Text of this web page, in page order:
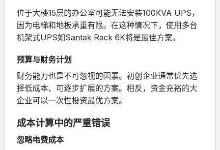
位于大楼15层的办公室可能无法安装100KVA UPS，
因为电梯和地板承重有限。在这种情况下，使用多台
机架式UPS如Santak Rack 6K将是最佳方案。
预算与财务计划
财务能力也是不可忽视的因素。初创企业通常优先选
择低成本、可逐步扩展的方案。相反，资金充裕的大
企业可以一次性投资最优方案。
成本计算中的严重错误
忽略电费成本